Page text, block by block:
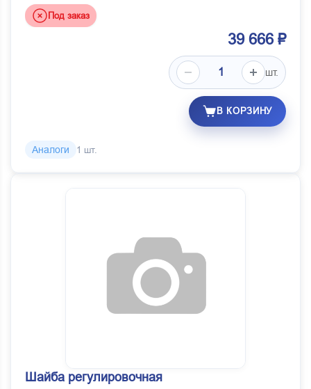
Под заказ
39 666 ₽
шт.
В КОРЗИНУ
Аналоги 1 шт.
Шайба регулировочная